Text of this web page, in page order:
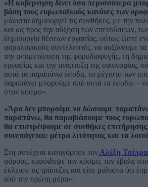
«Η κυβέρνηση δίνει όσα περισσότερα
βάση τους ευρωπαϊκούς κανόνες των
μάλιστα δημιουργεί τις συνθήκες, με την
και ως προς την αύξηση των επενδύσεων,
δημιουργία θέσεων εργασίας, ούτως ώστε
φορολογικούς συντελεστές, να αυξάνουμε
την αντιμετώπιση της φοροδιαφυγής, τη
εργασίας και την ανάπτυξη της οικονομίας,
αυτά τα παραπάνω έσοδα, το μέγιστο των
παραπάνω μπορούμε από αυτά τα έσοδα—
στον κόσμο».
«Άρα δεν μπορούμε να δώσουμε
παραπάνω, θα παραβιάσουμε τους
θα επιστρέψουμε σε συνθήκες
συνεπάγεται: μέτρα λιτότητας και τα
Στη συνέχεια κατηγόρησε τον Αλέξη Τσίπρα
φόρους, κορόιδεψε τον κόσμο, τον έβαλε
έκλεισε τις τράπεζες και είπε μάλιστα ότι
από την πρώτη μέρα».